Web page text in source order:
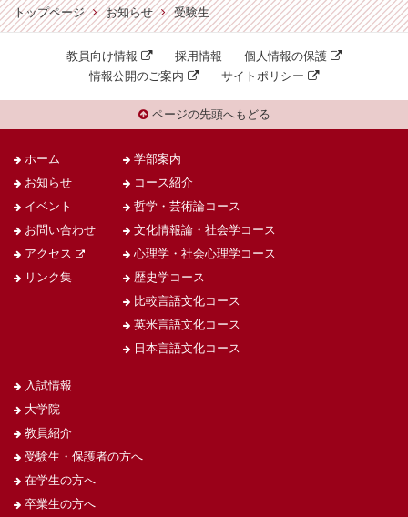
トップページ お知らせ 受験生
教員向け情報 採用情報
個人情報の保護
情報公開のご案内
サイトポリシー
ページの先頭へもどる
ホーム
お知らせ
イベント
お問い合わせ
アクセス
リンク集
学部案内
コース紹介
哲学・芸術論コース
文化情報論・社会学コース
心理学・社会心理学コース
歴史学コース
比較言語文化コース
英米言語文化コース
日本言語文化コース
入試情報
大学院
教員紹介
受験生・保護者の方へ
在学生の方へ
卒業生の方へ